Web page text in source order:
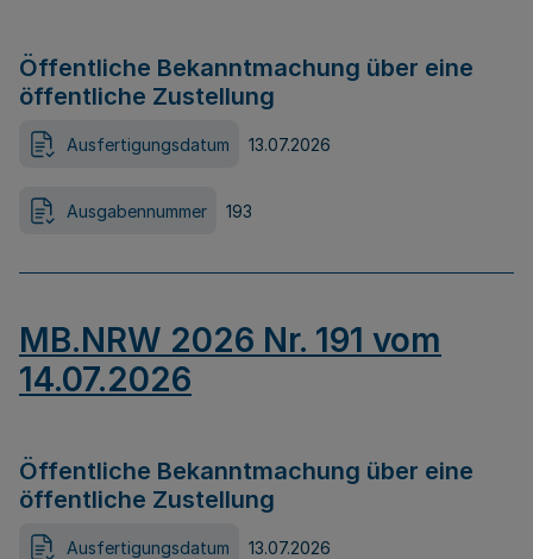
Öffentliche Bekanntmachung über eine
öffentliche Zustellung
Ausfertigungsdatum 13.07.2026
Ausgabennummer 193
MB.NRW 2026 Nr. 191 vom
14.07.2026
Öffentliche Bekanntmachung über eine
öffentliche Zustellung
Ausfertigungsdatum 13.07.2026